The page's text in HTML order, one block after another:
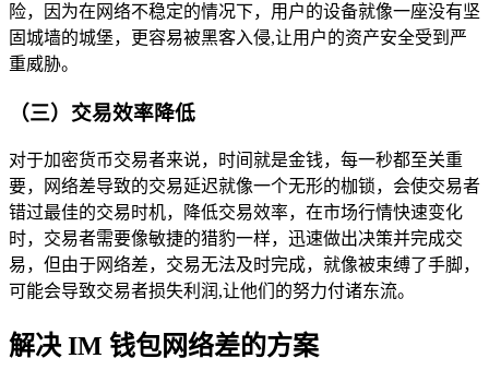
险，因为在网络不稳定的情况下，用户的设备就像一座没有坚
固城墙的城堡，更容易被黑客入侵,让用户的资产安全受到严
重威胁。
（三）交易效率降低
对于加密货币交易者来说，时间就是金钱，每一秒都至关重
要，网络差导致的交易延迟就像一个无形的枷锁，会使交易者
错过最佳的交易时机，降低交易效率，在市场行情快速变化
时，交易者需要像敏捷的猎豹一样，迅速做出决策并完成交
易，但由于网络差，交易无法及时完成，就像被束缚了手脚，
可能会导致交易者损失利润,让他们的努力付诸东流。
解决 IM 钱包网络差的方案